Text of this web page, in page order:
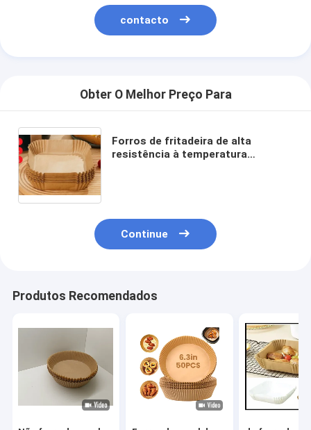
contacto
Obter O Melhor Preço Para
Forros de fritadeira de alta
resistência à temperatura
Continue
Produtos Recomendados